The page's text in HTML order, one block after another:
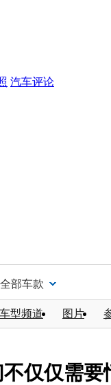
汽车评论
全部车款
车型频道 图片
仅仅需